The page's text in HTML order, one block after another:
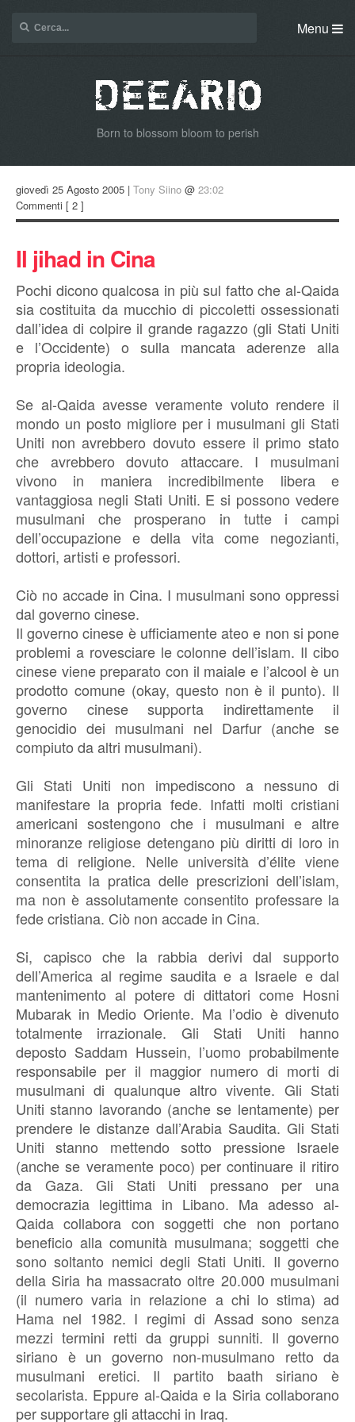
Menu
Born to blossom bloom to perish
giovedì 25 Agosto 2005 | Tony Siino @ 23:02
Commenti [ 2 ]
Il jihad in Cina
Pochi dicono qualcosa in più sul fatto che al-Qaida
sia costituita da mucchio di piccoletti ossessionati
dall’idea di colpire il grande ragazzo (gli Stati Uniti
e l’Occidente) o sulla mancata aderenze alla
propria ideologia.
Se al-Qaida avesse veramente voluto rendere il
mondo un posto migliore per i musulmani gli Stati
Uniti non avrebbero dovuto essere il primo stato
che avrebbero dovuto attaccare. I musulmani
vivono in maniera incredibilmente libera e
vantaggiosa negli Stati Uniti. E si possono vedere
musulmani che prosperano in tutte i campi
dell’occupazione e della vita come negozianti,
dottori, artisti e professori.
Ciò no accade in Cina. I musulmani sono oppressi
dal governo cinese.
Il governo cinese è ufficiamente ateo e non si pone
problemi a rovesciare le colonne dell’islam. Il cibo
cinese viene preparato con il maiale e l’alcool è un
prodotto comune (okay, questo non è il punto). Il
governo cinese supporta indirettamente il
genocidio dei musulmani nel Darfur (anche se
compiuto da altri musulmani).
Gli Stati Uniti non impediscono a nessuno di
manifestare la propria fede. Infatti molti cristiani
americani sostengono che i musulmani e altre
minoranze religiose detengano più diritti di loro in
tema di religione. Nelle università d’élite viene
consentita la pratica delle prescrizioni dell’islam,
ma non è assolutamente consentito professare la
fede cristiana. Ciò non accade in Cina.
Si, capisco che la rabbia derivi dal supporto
dell’America al regime saudita e a Israele e dal
mantenimento al potere di dittatori come Hosni
Mubarak in Medio Oriente. Ma l’odio è divenuto
totalmente irrazionale. Gli Stati Uniti hanno
deposto Saddam Hussein, l’uomo probabilmente
responsabile per il maggior numero di morti di
musulmani di qualunque altro vivente. Gli Stati
Uniti stanno lavorando (anche se lentamente) per
prendere le distanze dall’Arabia Saudita. Gli Stati
Uniti stanno mettendo sotto pressione Israele
(anche se veramente poco) per continuare il ritiro
da Gaza. Gli Stati Uniti pressano per una
democrazia legittima in Libano. Ma adesso al-
Qaida collabora con soggetti che non portano
beneficio alla comunità musulmana; soggetti che
sono soltanto nemici degli Stati Uniti. Il governo
della Siria ha massacrato oltre 20.000 musulmani
(il numero varia in relazione a chi lo stima) ad
Hama nel 1982. I regimi di Assad sono senza
mezzi termini retti da gruppi sunniti. Il governo
siriano è un governo non-musulmano retto da
musulmani eretici. Il partito baath siriano è
secolarista. Eppure al-Qaida e la Siria collaborano
per supportare gli attacchi in Iraq.